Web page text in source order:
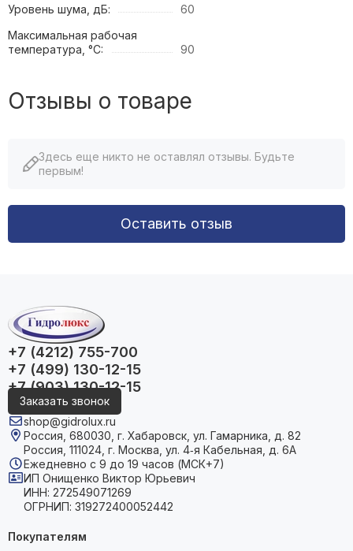
Уровень шума, дБ:
60
Максимальная рабочая
температура, °C:
90
Отзывы о товаре
Здесь еще никто не оставлял отзывы. Будьте
первым!
Оставить отзыв
+7 (4212) 755-700
+7 (499) 130-12-15
+7 (903) 130-12-15
Заказать звонок
shop@gidrolux.ru
Россия, 680030, г. Хабаровск, ул. Гамарника, д. 82
Россия, 111024, г. Москва, ул. 4‑я Кабельная, д. 6А
Ежедневно с 9 до 19 часов (МСК+7)
ИП Онищенко Виктор Юрьевич
ИНН: 272549071269
ОГРНИП: 319272400052442
Покупателям